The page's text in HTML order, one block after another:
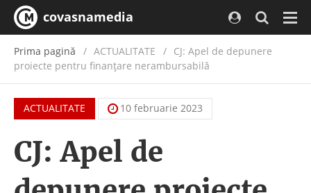
covasnamedia
Prima pagină ACTUALITATE / CJ: Apel de depunere
proiecte pentru finanțare nerambursabilă
ACTUALITATE 10 februarie 2023
CJ: Apel de